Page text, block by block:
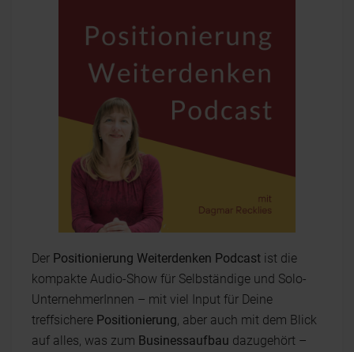
Der Positionierung Weiterdenken Podcast ist die
kompakte Audio-Show für Selbständige und Solo-
UnternehmerInnen – mit viel Input für Deine
treffsichere Positionierung , aber auch mit dem Blick
auf alles, was zum Businessaufbau dazugehört –